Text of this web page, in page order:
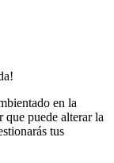
en la
que puede alterar la
tus